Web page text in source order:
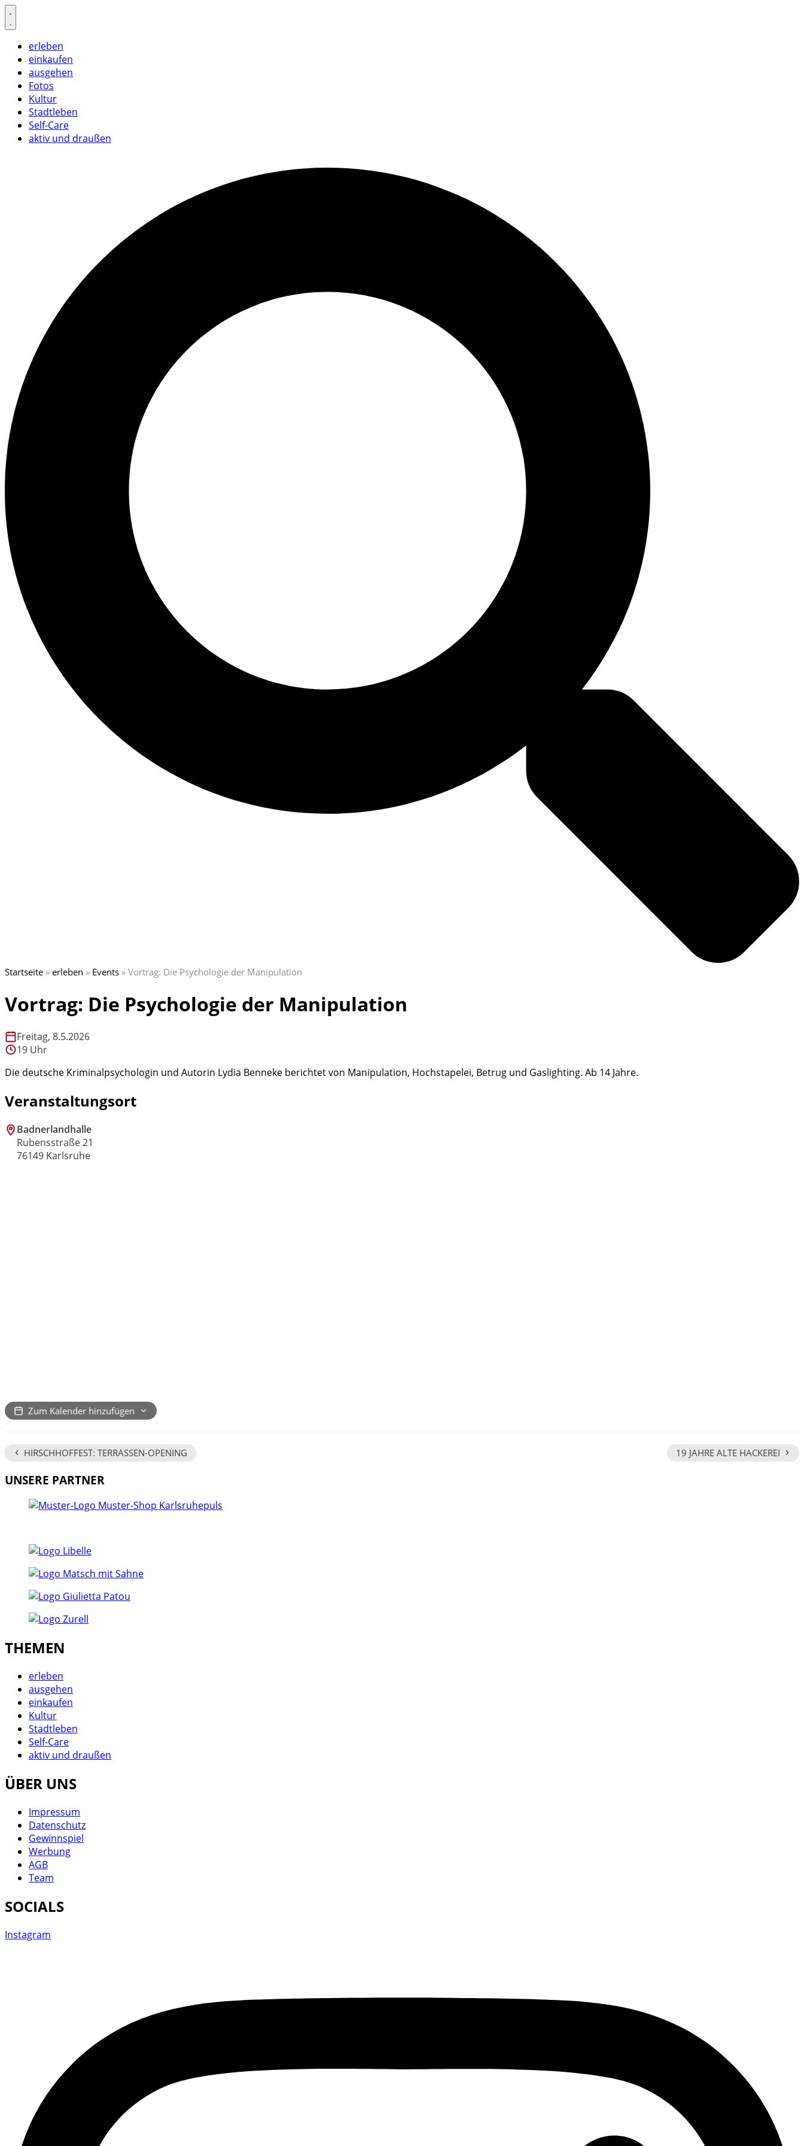
Skip
to
erleben
einkaufen
ausgehen
Fotos
Kultur
Stadtleben
Self-Care
aktiv und draußen
Startseite » erleben » Events » Vortrag: Die Psychologie der Manipulation
Vortrag: Die Psychologie der Manipulation
Freitag, 8.5.2026
19 Uhr
Die deutsche Kriminalpsychologin und Autorin Lydia Benneke berichtet von Manipulation, Hochstapelei, Betrug und Gaslighting. Ab 14 Jahre.
Veranstaltungsort
Badnerlandhalle
Rubensstraße 21
76149 Karlsruhe
Zum Kalender hinzufügen
‹ HIRSCHHOFFEST: TERRASSEN-OPENING 19 JAHRE ALTE HACKEREI ›
UNSERE PARTNER
THEMEN
erleben
ausgehen
einkaufen
Kultur
Stadtleben
Self-Care
aktiv und draußen
ÜBER UNS
Impressum
Datenschutz
Gewinnspiel
Werbung
AGB
Team
SOCIALS
Instagram